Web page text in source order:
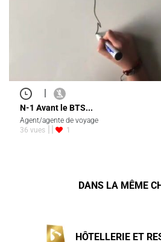
|
N-1 Avant le BTS...
Agent/agente de voyage
36 vues
1
DANS LA MÊME
HÔTELLERIE ET